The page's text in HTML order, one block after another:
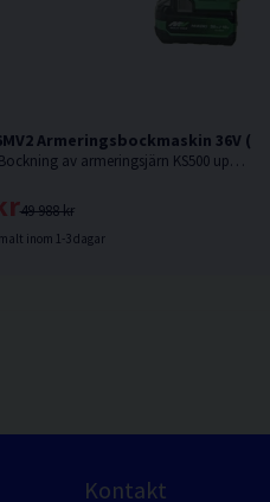
Armeringsbockmaskin 36V
36V. <Ø16mm. Bockning av armeringsjärn KS500 upp till Ø16 mm.
49 988 kr
inom 1-3 dagar
Kontakt